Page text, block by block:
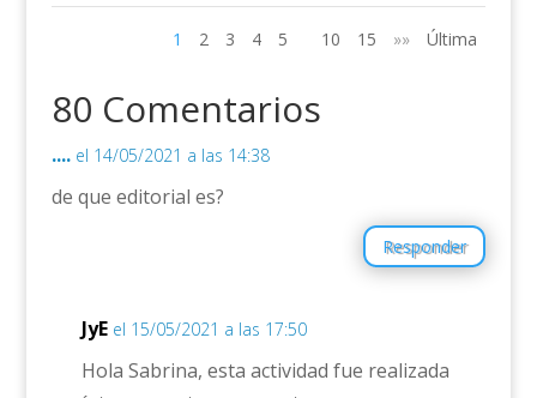
1 2 3 4 5 10 15 »» Última
80 Comentarios
.... el 14/05/2021 a las 14:38
de que editorial es?
Responder
JyE el 15/05/2021 a las 17:50
Hola Sabrina, esta actividad fue realizada